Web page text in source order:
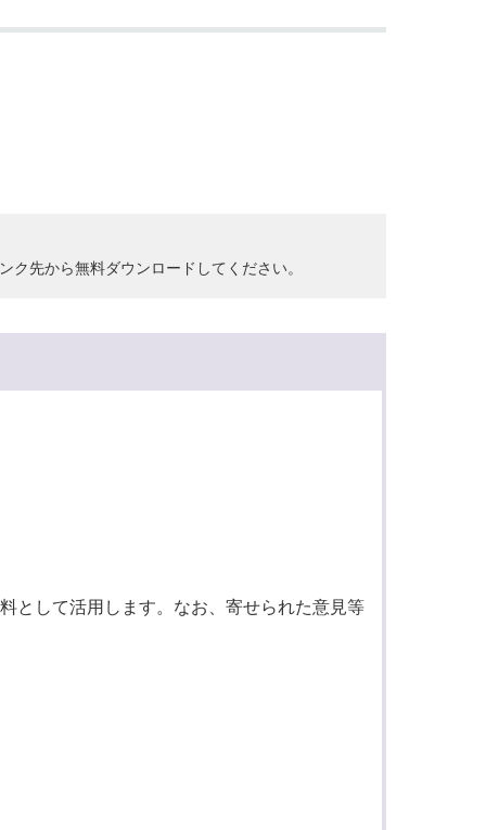
先から無料ダウンロードしてください。
として活用します。なお、寄せられた意見等